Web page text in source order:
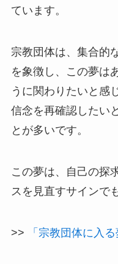
ています。
宗教団体は、集合的
を象徴し、この夢は
うに関わりたいと感
信念を再確認したい
とが多いです。
この夢は、自己の探
スを見直すサインで
>> 「宗教団体に入